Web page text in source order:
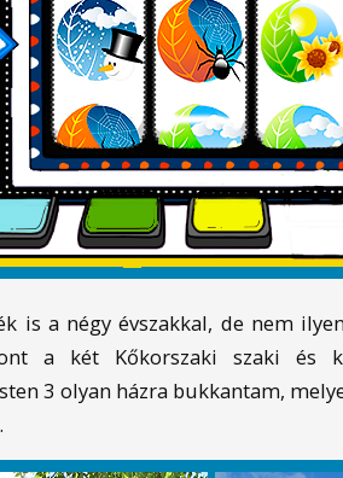
is a négy évszakkal, de nem
a két Kőkorszaki szaki és
3 olyan házra bukkantam,